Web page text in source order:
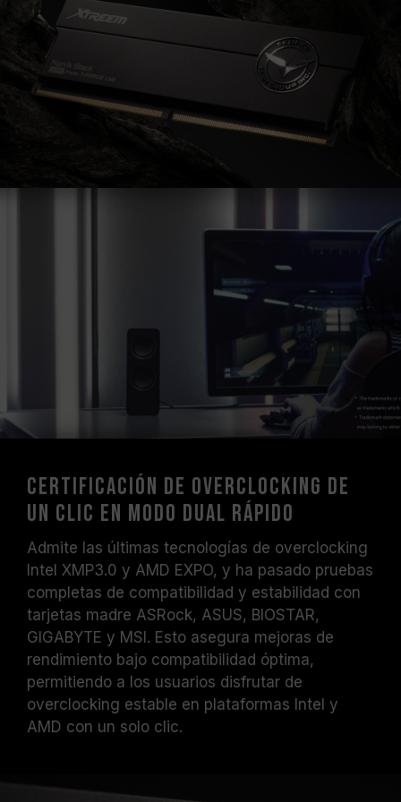
La frecuencia operativa final de la memoria
depende de la configuración del BIOS y de
la compatibilidad con la tarjeta madre y el
procesador.
Si XMP 3.0 (Intel) o EXPO (AMD) no está
activado, la memoria funcionará con la
frecuencia predeterminada del SPD
Para alcanzar frecuencias superiores, el
usuario debe activar manualmente XMP 3.0
/ EXPO. Algunas tarjetas madre pueden no
alcanzar la frecuencia indicada debido a las
El overclocking (incluida la activación de
XMP 3.0 / EXPO) no está cubierto por el
estándar JEDEC y puede afectar la
estabilidad del sistema. Si se presentan
fallos, restablezca los valores
La frecuencia indicada en el módulo
representa su capacidad máxima, pero no
todos los sistemas podrán alcanzarla.
Antes de realizar overclocking, asegúrese
de que su tarjeta madre y procesador sean
compatibles con XMP 3.0 / EXPO; de lo
contrario, la memoria podría no operar a la
velocidad anunciada.
Los módulos de memoria TEAMGROUP han
sido sometidos a pruebas bajo condiciones
de voltaje estándar. Para problemas
relacionados con el procesador o la tarjeta
madre, comuníquese con el soporte técnico
Certificación de overclocking de
un clic en modo dual rápido
Admite las últimas tecnologías de overclocking
Intel XMP3.0 y AMD EXPO, y ha pasado pruebas
completas de compatibilidad y estabilidad con
tarjetas madre ASRock, ASUS, BIOSTAR,
GIGABYTE y MSI. Esto asegura mejoras de
rendimiento bajo compatibilidad óptima,
permitiendo a los usuarios disfrutar de
overclocking estable en plataformas Intel y
AMD con un solo clic.